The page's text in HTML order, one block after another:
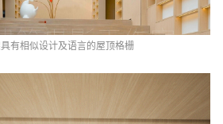
有相似设计及语言的屋顶格栅